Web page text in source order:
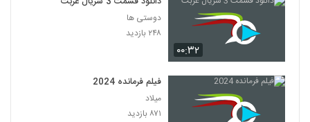
۰۰:۳۲
دوستی ها
۲۴۸ بازدید
فیلم فرمانده 2024
میلاد
۸۷۱ بازدید